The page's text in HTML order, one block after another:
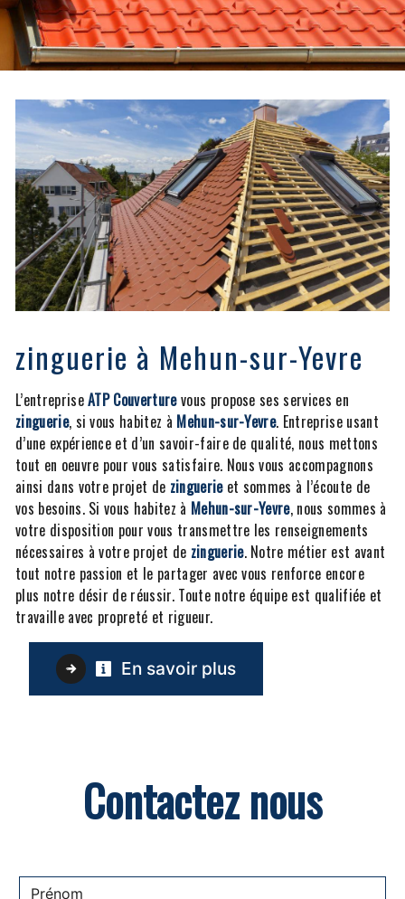
zinguerie à Mehun-sur-Yevre
L’entrepriseATP Couverturevous propose ses services en
zinguerie, si vous habitez à Mehun-sur-Yevre. Entreprise usant
d’une expérience et d’un savoir-faire de qualité, nous mettons
tout en oeuvre pour vous satisfaire. Nous vous accompagnons
ainsi dans votre projet de zinguerieet sommes à l’écoute de
vos besoins. Si vous habitez à Mehun-sur-Yevre, nous sommes à
votre disposition pour vous transmettre les renseignements
nécessaires à votre projet de zinguerie. Notre métier est avant
tout notre passion et le partager avec vous renforce encore
plus notre désir de réussir. Toute notre équipe est qualifiée et
travaille avec propreté et rigueur.
En savoir plus
Contactez nous